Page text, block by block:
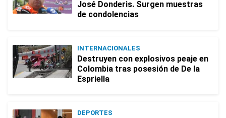
José Donderis. Surgen muestras
de condolencias
INTERNACIONALES
Destruyen con explosivos peaje en
Colombia tras posesión de De la
Espriella
DEPORTES